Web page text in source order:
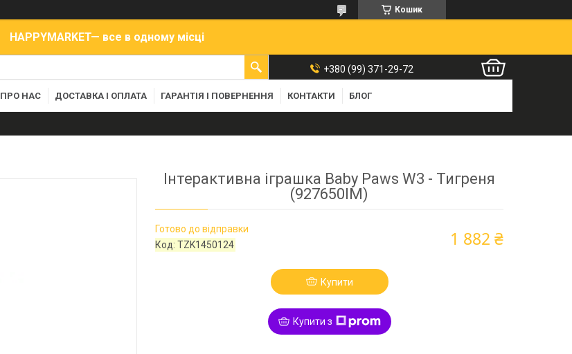
Кошик
HAPPYMARKET— все в одному місці
+380 (99) 371-29-72
ПРО НАС ДОСТАВКА І ОПЛАТА ГАРАНТІЯ І ПОВЕРНЕННЯ КОНТАКТИ БЛОГ
Інтерактивна іграшка Baby Paws W3 - Тигреня
(927650IM)
Готово до відправки
Код:TZK1450124 1 882 ₴
Купити
Купити з